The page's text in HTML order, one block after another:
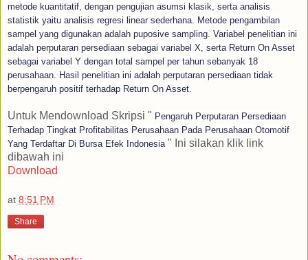
metode kuantitatif, dengan pengujian asumsi klasik, serta analisis
statistik yaitu analisis regresi linear sederhana. Metode pengambilan
sampel yang digunakan adalah puposive sampling. Variabel penelitian ini
adalah perputaran persediaan sebagai variabel X, serta Return On Asset
sebagai variabel Y dengan total sampel per tahun sebanyak 18
perusahaan. Hasil penelitian ini adalah perputaran persediaan tidak
berpengaruh positif terhadap Return On Asset.
Untuk Mendownload Skripsi " Pengaruh Perputaran Persediaan
Terhadap Tingkat Profitabilitas Perusahaan Pada Perusahaan Otomotif
Yang Terdaftar Di Bursa Efek Indonesia " Ini silakan klik link
dibawah ini
Download
at 8:51 PM
Share